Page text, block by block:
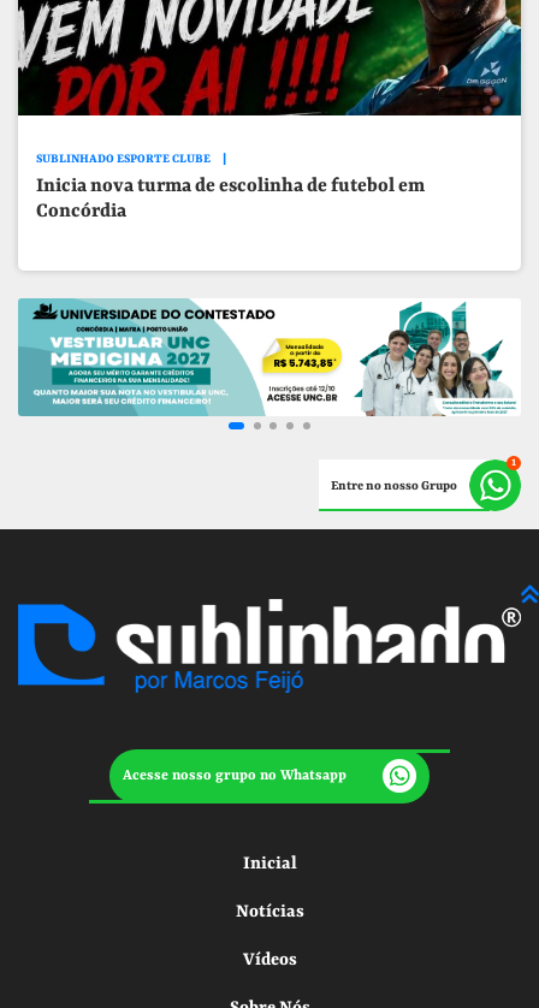
SUBLINHADO ESPORTE CLUBE
Inicia nova turma de escolinha de futebol em
Concórdia
Entre no nosso Grupo
Acesse nosso grupo no Whatsapp
Inicial
Notícias
Vídeos